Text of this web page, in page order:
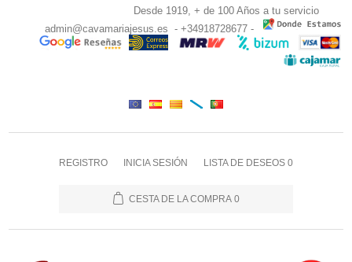
Desde 1919, + de 100 Años a tu servicio
admin@cavamariajesus.es
- +34918728677 -
REGISTRO INICIA SESIÓN LISTA DE DESEOS 0
CESTA DE LA COMPRA 0